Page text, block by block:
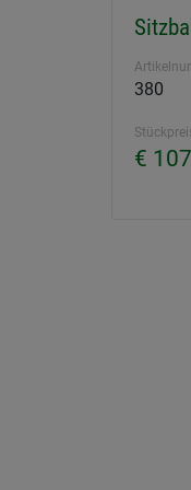
380
€